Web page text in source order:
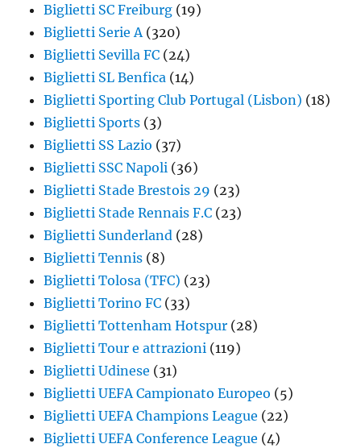
Biglietti SC Freiburg (19)
Biglietti Serie A (320)
Biglietti Sevilla FC (24)
Biglietti SL Benfica (14)
Biglietti Sporting Club Portugal (Lisbon) (18)
Biglietti Sports (3)
Biglietti SS Lazio (37)
Biglietti SSC Napoli (36)
Biglietti Stade Brestois 29 (23)
Biglietti Stade Rennais F.C (23)
Biglietti Sunderland (28)
Biglietti Tennis (8)
Biglietti Tolosa (TFC) (23)
Biglietti Torino FC (33)
Biglietti Tottenham Hotspur (28)
Biglietti Tour e attrazioni (119)
Biglietti Udinese (31)
Biglietti UEFA Campionato Europeo (5)
Biglietti UEFA Champions League (22)
Biglietti UEFA Conference League (4)